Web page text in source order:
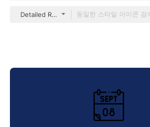
Detailed Rounded Lineal